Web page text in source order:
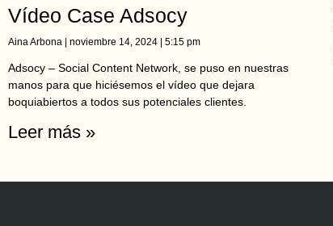
Vídeo Case Adsocy
Aina Arbona noviembre 14, 2024 5:15 pm
Adsocy – Social Content Network, se puso en nuestras
manos para que hiciésemos el vídeo que dejara
boquiabiertos a todos sus potenciales clientes.
Leer más »